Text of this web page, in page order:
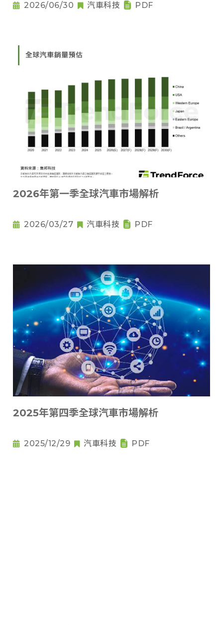
2026/06/30 汽車科技 PDF
2026年第一季全球汽車市場解析
2026/03/27 汽車科技 PDF
2025年第四季全球汽車市場解析
2025/12/29 汽車科技 PDF